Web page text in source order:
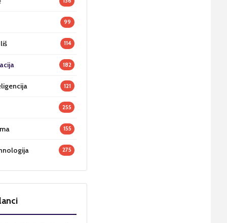
99
114
182
121
255
155
275